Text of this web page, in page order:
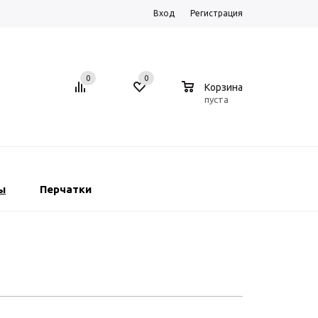
Вход Регистрация
0 0
Корзина
пуста
Перчатки